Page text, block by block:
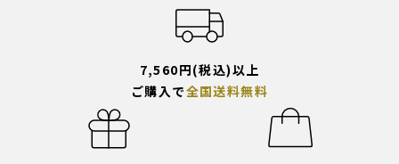
7,560円(税込)以上
ご購入で全国送料無料